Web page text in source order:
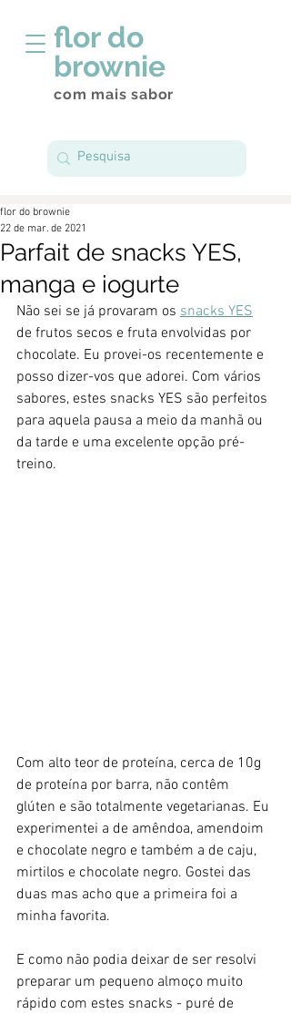
flor do
brownie
com mais sabor
Parfait de snacks YES,
manga e iogurte
flor do brownie
22 de mar. de 2021
Não sei se já provaram os snacks YES
de frutos secos e fruta envolvidas por
chocolate. Eu provei-os recentemente e
posso dizer-vos que adorei. Com vários
sabores, estes snacks YES são perfeitos
para aquela pausa a meio da manhã ou
da tarde e uma excelente opção pré-
treino.
Com alto teor de proteína, cerca de 10g
de proteína por barra, não contêm
glúten e são totalmente vegetarianas. Eu
experimentei a de amêndoa, amendoim
e chocolate negro e também a de caju,
mirtilos e chocolate negro. Gostei das
duas mas acho que a primeira foi a
minha favorita.
E como não podia deixar de ser resolvi
preparar um pequeno almoço muito
rápido com estes snacks - puré de